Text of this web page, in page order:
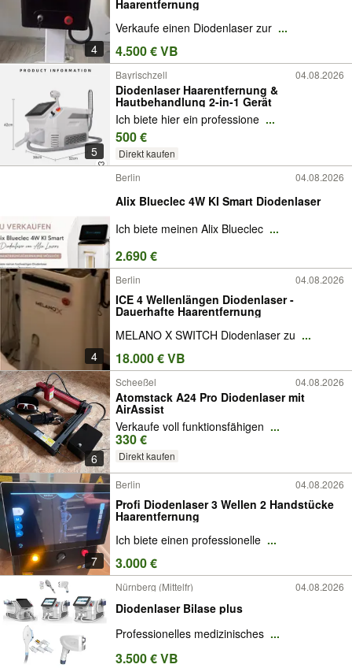
4
Haarentfernung
Verkaufe einen Diodenlaser zur ...
4.500 € VB
5
Bayrischzell 04.08.2026
Diodenlaser Haarentfernung &
Hautbehandlung 2-in-1 Gerät
Ich biete hier ein professione ...
500 €
Direkt kaufen
Berlin
04.08.2026
Alix Blueclec 4W KI Smart Diodenlaser
Ich biete meinen Alix Blueclec ...
2.690 €
4
Berlin 04.08.2026
ICE 4 Wellenlängen Diodenlaser -
Dauerhafte Haarentfernung
MELANO X SWITCH Diodenlaser zu ...
18.000 € VB
6
Scheeßel 04.08.2026
Atomstack A24 Pro Diodenlaser mit
AirAssist
Verkaufe voll funktionsfähigen ...
330 €
Direkt kaufen
7
Berlin 04.08.2026
Profi Diodenlaser 3 Wellen 2 Handstücke
Haarentfernung
Ich biete einen professionelle ...
3.000 €
Nürnberg (Mittelfr) 04.08.2026
Diodenlaser Bilase plus
Professionelles medizinisches ...
3.500 € VB